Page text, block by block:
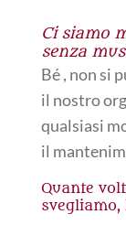
Ci siamo
senza
Bé , non si
il nostro
qualsiasi
il
Quante